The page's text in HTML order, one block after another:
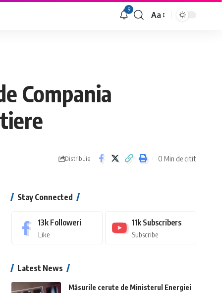
9
Font
Aa
Compania
Distribuie 0 Min de citit
Stay Connected
13k Followeri
Like
11k Subscribers
Subscribe
Latest News
Măsurile cerute de Ministerul Energiei